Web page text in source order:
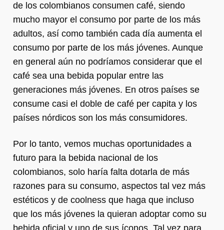
de los colombianos consumen café, siendo
mucho mayor el consumo por parte de los más
adultos, así como también cada día aumenta el
consumo por parte de los más jóvenes. Aunque
en general aún no podríamos considerar que el
café sea una bebida popular entre las
generaciones más jóvenes. En otros países se
consume casi el doble de café per capita y los
países nórdicos son los más consumidores.
Por lo tanto, vemos muchas oportunidades a
futuro para la bebida nacional de los
colombianos, solo haría falta dotarla de más
razones para su consumo, aspectos tal vez más
estéticos y de coolness que haga que incluso
que los más jóvenes la quieran adoptar como su